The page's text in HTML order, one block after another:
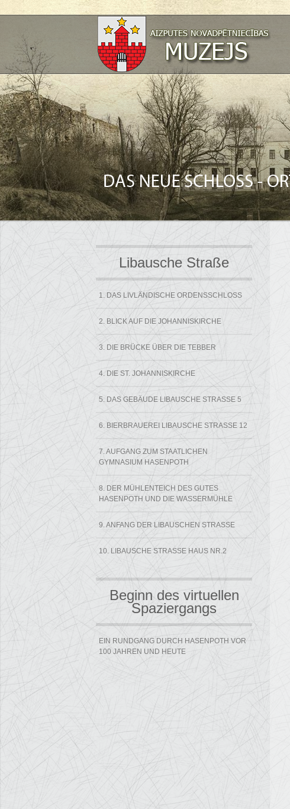
Libausche Straße
1. DAS LIVLÄNDISCHE ORDENSSCHLOSS
2. BLICK AUF DIE JOHANNISKIRCHE
3. DIE BRÜCKE ÜBER DIE TEBBER
4. DIE ST. JOHANNISKIRCHE
5. DAS GEBÄUDE LIBAUSCHE STRASSE 5
6. BIERBRAUEREI LIBAUSCHE STRASSE 12
7. AUFGANG ZUM STAATLICHEN
GYMNASIUM HASENPOTH
8. DER MÜHLENTEICH DES GUTES
HASENPOTH UND DIE WASSERMÜHLE
9. ANFANG DER LIBAUSCHEN STRASSE
10. LIBAUSCHE STRASSE HAUS NR.2
Beginn des virtuellen
Spaziergangs
EIN RUNDGANG DURCH HASENPOTH VOR
100 JAHREN UND HEUTE